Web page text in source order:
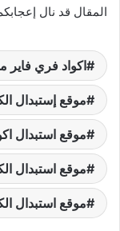
المقال قد نال
اكواد فري فاير
موقع إستبدال
موقع استبدال
موقع استبدال
موقع استبدال